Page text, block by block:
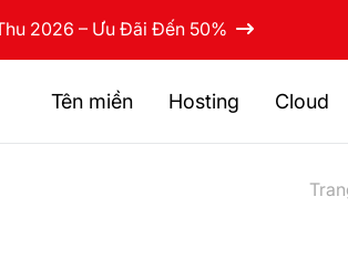
2026 – Ưu Đãi Đến 50%
Tên miền Hosting Cloud